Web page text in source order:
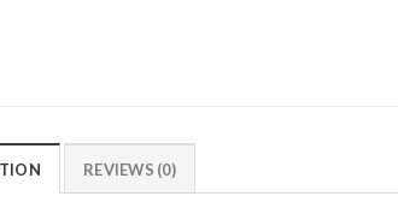
REVIEWS (0)